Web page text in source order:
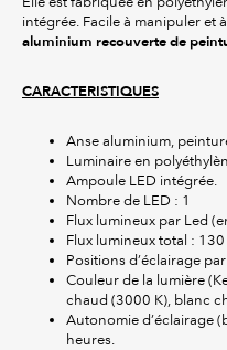
intégrée. Facile à manipuler et
aluminium recouverte de
CARACTERISTIQUES
Anse aluminium,
Luminaire en
Ampoule LED intégrée.
Nombre de LED : 1
Flux lumineux par Led
Flux lumineux total : 130
Positions d’éclairage
Couleur de la lumière
chaud (3000 K), blanc
Autonomie d’éclairage
heures.